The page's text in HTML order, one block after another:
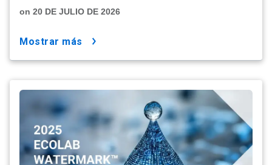
on 20 DE JULIO DE 2026
mostrar más